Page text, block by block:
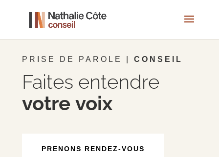
PRISE DE PAROLE | CONSEIL
Faites entendre
votre voix
PRENONS RENDEZ-VOUS